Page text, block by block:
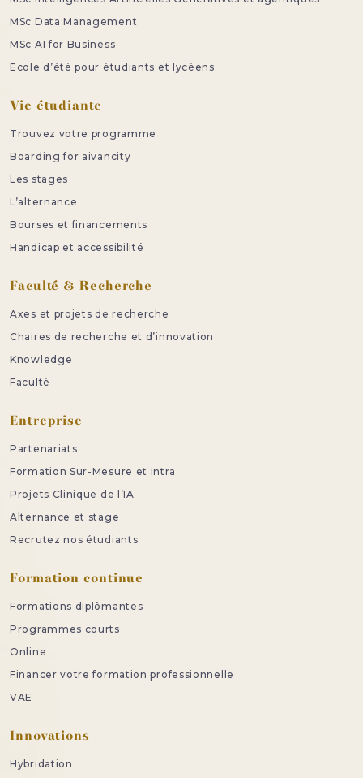
MSc Data Management
MSc AI for Business
Ecole d’été pour étudiants et lycéens
Vie étudiante
Trouvez votre programme
Boarding for aivancity
Les stages
L’alternance
Bourses et financements
Handicap et accessibilité
Faculté & Recherche
Axes et projets de recherche
Chaires de recherche et d’innovation
Knowledge
Faculté
Entreprise
Partenariats
Formation Sur-Mesure et intra
Projets Clinique de l’IA
Alternance et stage
Recrutez nos étudiants
Formation continue
Formations diplômantes
Programmes courts
Online
Financer votre formation professionnelle
VAE
Innovations
Hybridation